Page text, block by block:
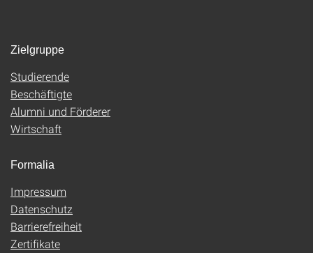
Zielgruppe
Studierende
Beschäftigte
Alumni und Förderer
Wirtschaft
Formalia
Impressum
Datenschutz
Barrierefreiheit
Zertifikate